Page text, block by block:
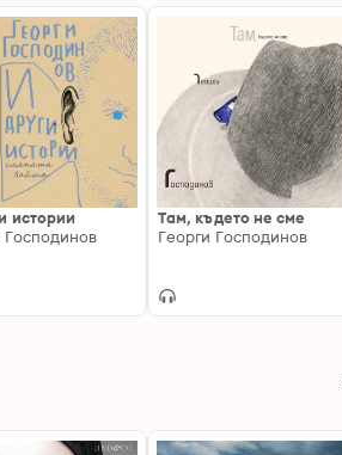
истории
Господинов
Там, където не сме
Георги Господинов